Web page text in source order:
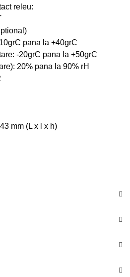
releu:
pana la +40grC
-20grC pana la +50grC
20% pana la 90% rH
mm (L x l x h)